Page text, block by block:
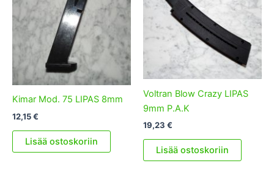
Kimar Mod. 75 LIPAS 8mm
12,15€
Lisää ostoskoriin
Voltran Blow Crazy LIPAS
9mm P.A.K
19,23 €
Lisää ostoskoriin